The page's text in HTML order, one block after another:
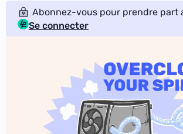
Abonnez-vous pour prendre part
Se connecter